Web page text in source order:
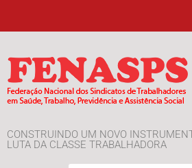
CONSTRUINDO UM NOVO
LUTA DA CLASSE TRABALHADORA